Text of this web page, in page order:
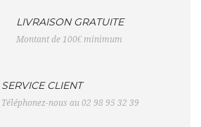
LIVRAISON GRATUITE
Montant de 100€ minimum
SERVICE CLIENT
Téléphonez-nous au 02 98 95 32 39